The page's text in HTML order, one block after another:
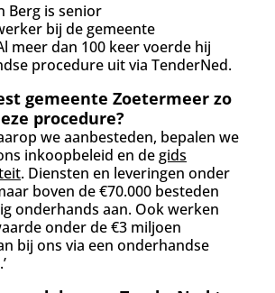
Berg is senior
bij de gemeente
meer dan 100 keer voerde hij
procedure uit via TenderNed.
gemeente Zoetermeer zo
procedure?
we aanbesteden, bepalen we
inkoopbeleid en degids
. Diensten en leveringen onder
boven de €70.000 besteden
onderhands aan. Ook werken
onder de €3 miljoen
bij ons via een onderhandse